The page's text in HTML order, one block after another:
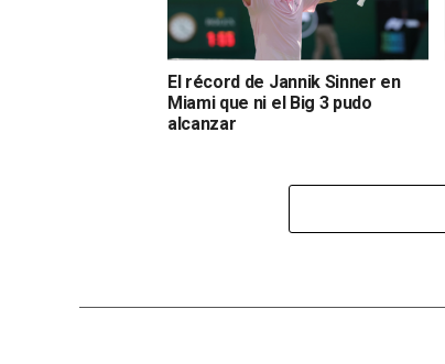
El récord de Jannik Sinner en
Miami que ni el Big 3 pudo
alcanzar